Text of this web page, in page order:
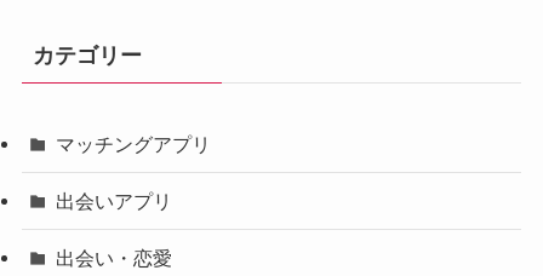
カテゴリー
マッチングアプリ
出会いアプリ
出会い・恋愛